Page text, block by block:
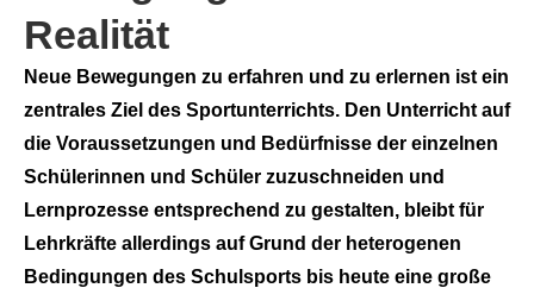
Realität
Neue Bewegungen zu erfahren und zu erlernen ist ein
zentrales Ziel des Sportunterrichts. Den Unterricht auf
die Voraussetzungen und Bedürfnisse der einzelnen
Schülerinnen und Schüler zuzuschneiden und
Lernprozesse entsprechend zu gestalten, bleibt für
Lehrkräfte allerdings auf Grund der heterogenen
Bedingungen des Schulsports bis heute eine große